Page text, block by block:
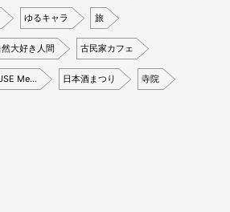
ゆるキャラ 旅
然大好き人間 古民家カフェ
Me… 日本酒まつり 寺院